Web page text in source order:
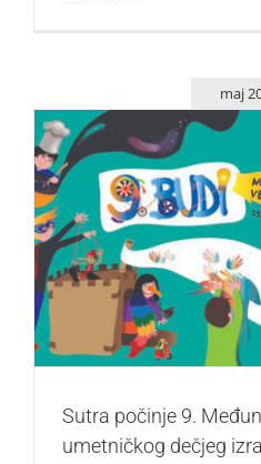
maj
Sutra počinje 9. Međunarodni
izraza –
Život i
Sutra počinje 9.
umetničkog dečjeg